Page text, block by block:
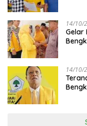
14/10/
‎Gelar
14/10/